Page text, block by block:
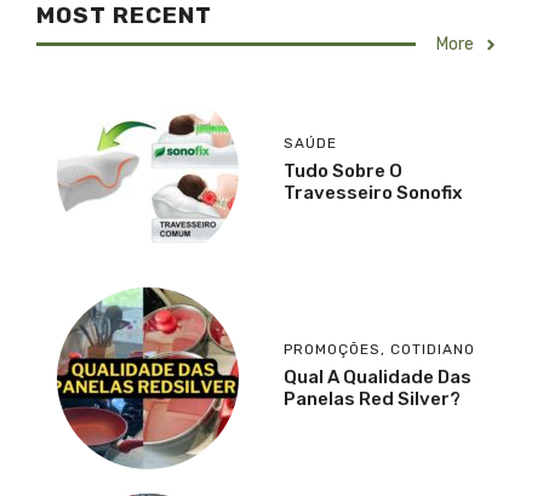
MOST RECENT
More
SAÚDE
Tudo Sobre O
Travesseiro Sonofix
PROMOÇÕES , COTIDIANO
Qual A Qualidade Das
Panelas Red Silver?